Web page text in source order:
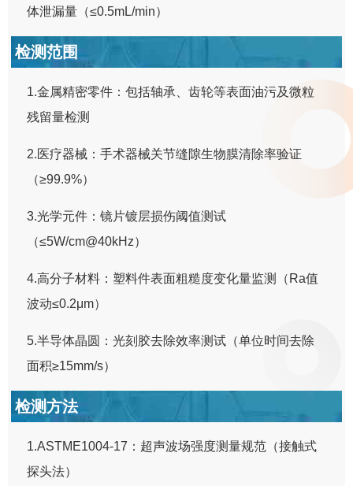
体泄漏量（≤0.5mL/min）
检测范围
1.金属精密零件：包括轴承、齿轮等表面油污及微粒
残留量检测
2.医疗器械：手术器械关节缝隙生物膜清除率验证
（≥99.9%）
3.光学元件：镜片镀层损伤阈值测试
（≤5W/cm@40kHz）
4.高分子材料：塑料件表面粗糙度变化量监测（Ra值
波动≤0.2μm）
5.半导体晶圆：光刻胶去除效率测试（单位时间去除
面积≥15mm/s）
检测方法
1.ASTME1004-17：超声波场强度测量规范（接触式
探头法）